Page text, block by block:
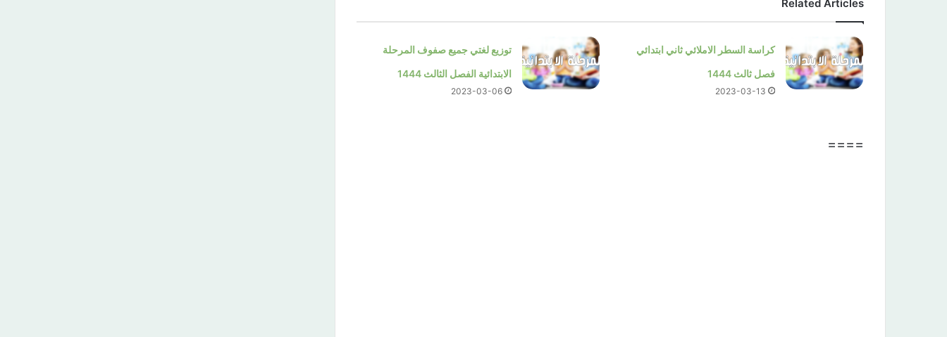
Related Articles
كراسة السطر الاملائي ثاني ابتدائي
فصل ثالث 1444
2023-03-13
توزيع لغتي جميع صفوف المرحلة
الابتدائية الفصل الثالث 1444
2023-03-06
====